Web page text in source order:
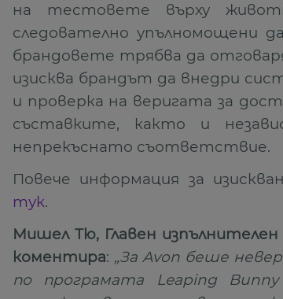
на тестовете върху
следователно упълномощени
брандовете трябва да
изисква брандът да внедри
и проверка на веригата за
съставките, както и
непрекъснато съответствие.
Повече информация за
тук.
Мишел Тю, Главен
коментира: „За Avon беше
по програмата Leaping